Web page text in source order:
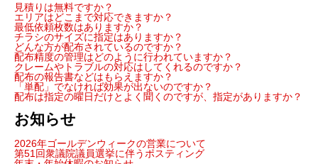
見積りは無料ですか？
エリアはどこまで対応できますか？
最低依頼枚数はありますか？
チラシのサイズに指定はありますか？
どんな方が配布されているのですか？
配布精度の管理はどのように行われていますか？
クレームやトラブルの対応はしてくれるのですか？
配布の報告書などはもらえますか？
「単配」でなければ効果が出ないのですか？
配布は指定の曜日だけとよく聞くのですが、指定がありますか？
お知らせ
2026年ゴールデンウィークの営業について
第51回衆議院議員選挙に伴うポスティング